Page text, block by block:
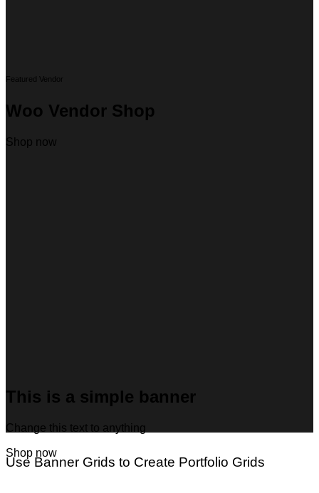
Featured Vendor
Woo Vendor Shop
Shop now
This is a simple banner
Change this text to anything
Shop now
Use Banner Grids to Create Portfolio Grids